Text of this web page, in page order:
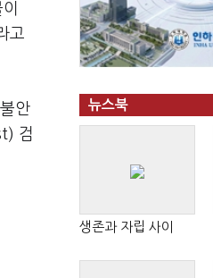
고
안
검
뉴스북
생존과 자립 사이